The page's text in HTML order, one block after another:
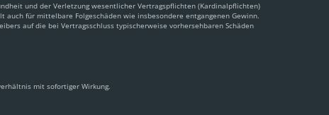
und der Verletzung wesentlicher Vertragspflichten (Kardinalpflichten)
für mittelbare Folgeschäden wie insbesondere entgangenen Gewinn.
auf die bei Vertragsschluss typischerweise vorhersehbaren Schäden
mit sofortiger Wirkung.